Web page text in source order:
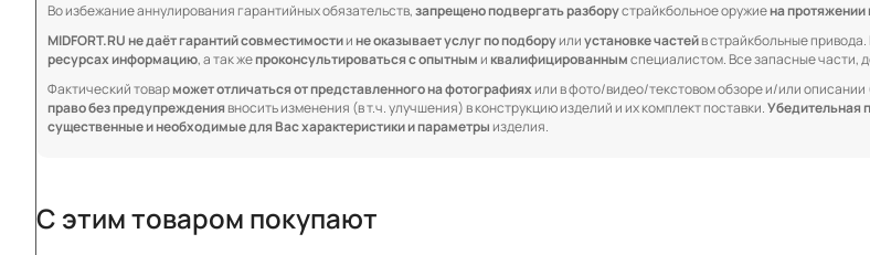
Во избежание аннулирования гарантийных обязательств,запрещено подвергать разборустрайкбольное оружиена протяжении
MIDFORT.RU не даёт гарантий совместимостиине оказывает услуг по подборуилиустановке частейв страйкбольные
ресурсах информацию, а так жепроконсультироваться с опытнымиквалифицированнымспециалистом. Все запасные части,
Фактический товарможет отличаться от представленного на фотографияхили в фото/видео/текстовом обзоре и/или описании
право без предупреждениявносить изменения (в т.ч. улучшения) в конструкцию изделий и их комплект поставки.Убедительная
существенные и необходимые для Вас характеристики и параметрыизделия.
С этим товаром покупают